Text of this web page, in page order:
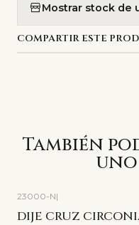
Mostrar stock de
COMPARTIR ESTE
También
uno
23000-N|
DIJE CRUZ